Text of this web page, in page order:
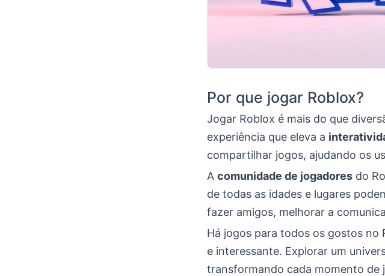
Por que jogar Roblox?
Jogar Roblox é mais do que
experiência que eleva a
compartilhar jogos, ajudando os
A comunidade de jogadores do
de todas as idades e lugares
fazer amigos, melhorar a
Há jogos para todos os gostos no
e interessante. Explorar um
transformando cada momento de